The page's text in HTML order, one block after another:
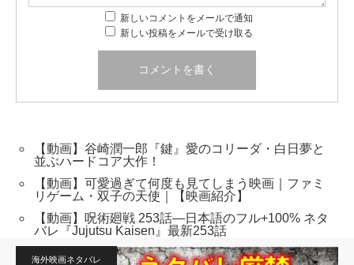
新しいコメントをメールで通知
新しい投稿をメールで受け取る
【動画】谷崎潤一郎『鍵』愛のコリーダ・白日夢と
並ぶハードコア大作！
【動画】可愛過ぎて何度も見てしまう映画｜ファミ
リゲーム・双子の天使｜【映画紹介】
【動画】呪術廻戦 253話―日本語のフル+100% ネタ
バレ『Jujutsu Kaisen』最新253話
海外映画ネタバレ